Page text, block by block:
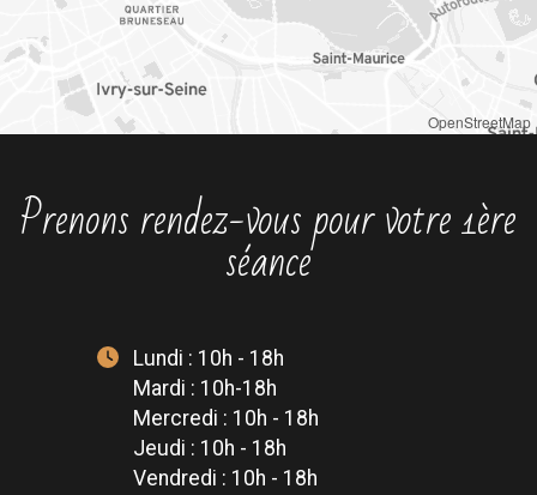
OpenStreetMap
Prenons rendez-vous pour votre 1ère
séance
Lundi : 10h - 18h
Mardi : 10h-18h
Mercredi : 10h - 18h
Jeudi : 10h - 18h
Vendredi : 10h - 18h